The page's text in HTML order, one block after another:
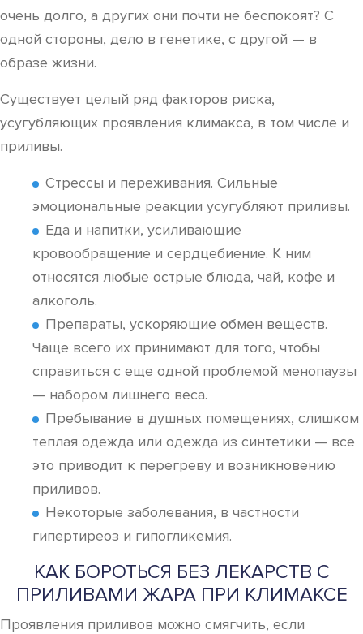
очень долго, а других они почти не беспокоят? С
одной стороны, дело в генетике, с другой — в
образе жизни.
Существует целый ряд факторов риска,
усугубляющих проявления климакса, в том числе и
приливы.
Стрессы и переживания. Сильные
эмоциональные реакции усугубляют приливы.
Еда и напитки, усиливающие
кровообращение и сердцебиение. К ним
относятся любые острые блюда, чай, кофе и
алкоголь.
Препараты, ускоряющие обмен веществ.
Чаще всего их принимают для того, чтобы
справиться с еще одной проблемой менопаузы
— набором лишнего веса.
Пребывание в душных помещениях, слишком
теплая одежда или одежда из синтетики — все
это приводит к перегреву и возникновению
приливов.
Некоторые заболевания, в частности
гипертиреоз и гипогликемия.
КАК БОРОТЬСЯ БЕЗ ЛЕКАРСТВ С
ПРИЛИВАМИ ЖАРА ПРИ КЛИМАКСЕ
Проявления приливов можно смягчить, если